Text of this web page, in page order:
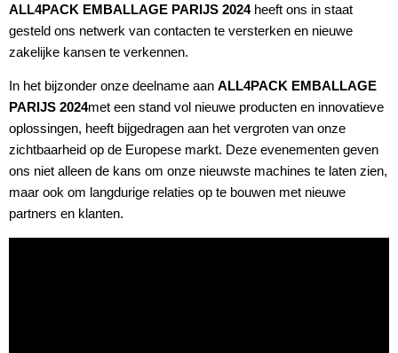
ALL4PACK EMBALLAGE PARIJS 2024heeft ons in staat
gesteld ons netwerk van contacten te versterken en nieuwe
zakelijke kansen te verkennen.
In het bijzonder onze deelname aan ALL4PACK EMBALLAGE
PARIJS 2024met een stand vol nieuwe producten en innovatieve
oplossingen, heeft bijgedragen aan het vergroten van onze
zichtbaarheid op de Europese markt. Deze evenementen geven
ons niet alleen de kans om onze nieuwste machines te laten zien,
maar ook om langdurige relaties op te bouwen met nieuwe
partners en klanten.